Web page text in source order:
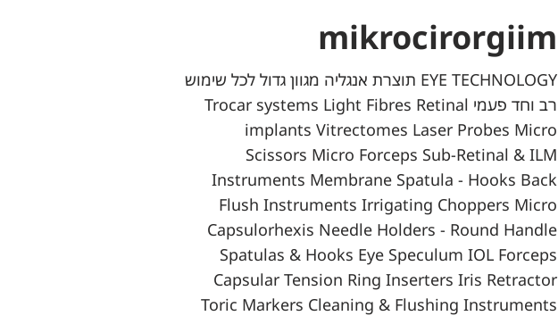
mikrocirorgiim
EYE TECHNOLOGY תוצרת אנגליה מגוון גדול לכל שימוש
רב וחד פעמי Trocar systems Light Fibres Retinal
implants Vitrectomes Laser Probes Micro
Scissors Micro Forceps Sub-Retinal & ILM
Instruments Membrane Spatula - Hooks Back
Flush Instruments Irrigating Choppers Micro
Capsulorhexis Needle Holders - Round Handle
Spatulas & Hooks Eye Speculum IOL Forceps
Capsular Tension Ring Inserters Iris Retractor
Toric Markers Cleaning & Flushing Instruments